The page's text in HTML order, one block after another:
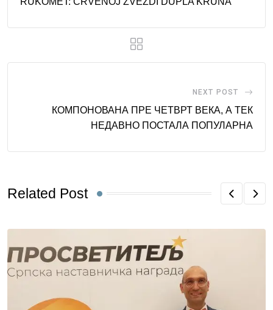
NEXT POST
КОМПОНОВАНА ПРЕ ЧЕТВРТ ВЕКА, А ТЕК
НЕДАВНО ПОСТАЛА ПОПУЛАРНА
Related Post